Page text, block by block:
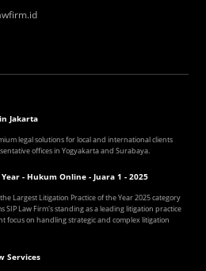
Jakarta
legal solutions for local and international clients
offices in Yogyakarta and Surabaya.
- Hukum Online - Juara 1 - 2025
Largest Litigation Practice of the Year 2025 category
Law Firm's standing as a leading litigation practice
focus on handling strategic and complex litigation
Services